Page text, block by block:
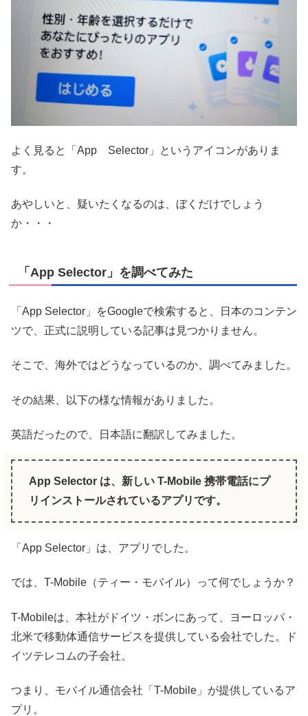
よく見ると「App Selector」というアイコンがありま
す。
あやしいと、疑いたくなるのは、ぼくだけでしょう
か・・・
「App Selector」を調べてみた
「App Selector」をGoogleで検索すると、日本のコンテン
ツで、正式に説明している記事は見つかりません。
そこで、海外ではどうなっているのか、調べてみました。
その結果、以下の様な情報がありました。
英語だったので、日本語に翻訳してみました。
App Selector は、新しい T-Mobile 携帯電話にプ
リインストールされているアプリです。
「App Selector」は、アプリでした。
では、T-Mobile（ティー・モバイル）って何でしょうか？
T-Mobileは、本社がドイツ・ボンにあって、ヨーロッパ・
北米で移動体通信サービスを提供している会社でした。ド
イツテレコムの子会社。
つまり、モバイル通信会社「T-Mobile」が提供しているア
プリ。